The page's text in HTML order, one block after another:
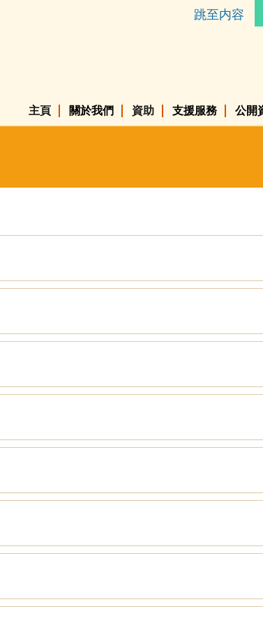
跳至内容
主頁 關於我們 資助 支援服務 公開